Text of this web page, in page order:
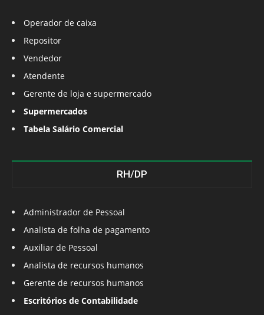
Operador de caixa
Repositor
Vendedor
Atendente
Gerente de loja e supermercado
Supermercados
Tabela Salário Comercial
RH/DP
Administrador de Pessoal
Analista de folha de pagamento
Auxiliar de Pessoal
Analista de recursos humanos
Gerente de recursos humanos
Escritórios de Contabilidade